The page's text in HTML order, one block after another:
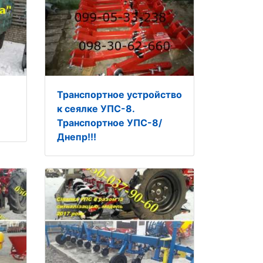
Транспортное устройство
к сеялке УПС-8.
Транспортное УПС-8/
Днепр!!!